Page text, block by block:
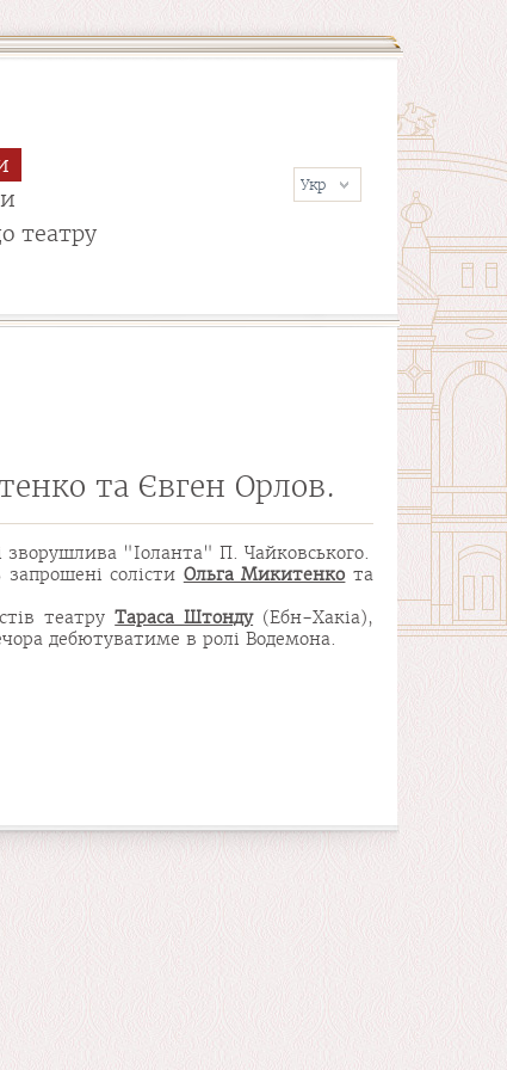
театру
та Євген Орлов.
зворушлива "Іоланта" П. Чайковського.
солісти Ольга Микитенко та
театруТараса Штонду(Ебн-Хакіа),
дебютуватиме в ролі Водемона.